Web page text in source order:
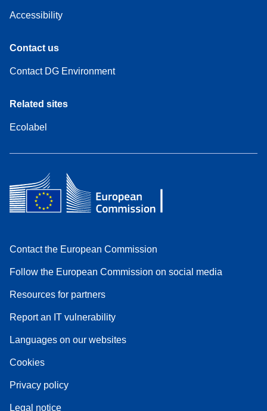
Accessibility
Contact us
Contact DG Environment
Related sites
Ecolabel
Contact the European Commission
Follow the European Commission on social media
Resources for partners
Report an IT vulnerability
Languages on our websites
Cookies
Privacy policy
Legal notice